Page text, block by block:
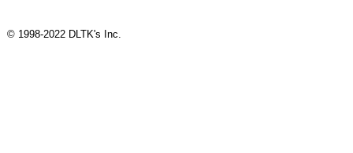
© 1998-2022 DLTK's Inc.